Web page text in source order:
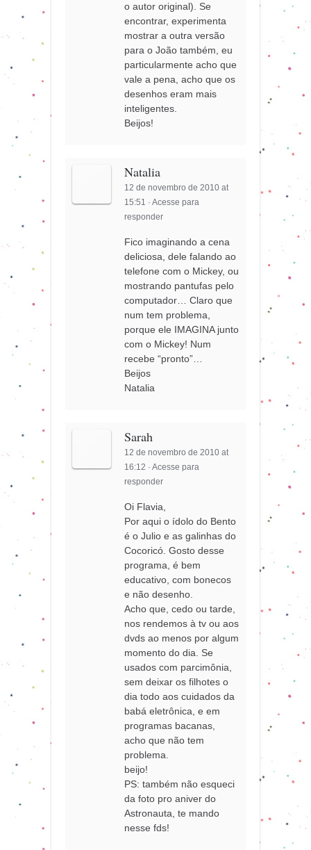
o autor original). Se
encontrar, experimenta
mostrar a outra versão
para o João também, eu
particularmente acho que
vale a pena, acho que os
desenhos eram mais
inteligentes.
Beijos!
Natalia
12 de novembro de 2010 at
15:51 ·Acesse para
responder
Fico imaginando a cena
deliciosa, dele falando ao
telefone com o Mickey, ou
mostrando pantufas pelo
computador… Claro que
num tem problema,
porque ele IMAGINA junto
com o Mickey! Num
recebe “pronto”…
Beijos
Natalia
Sarah
12 de novembro de 2010 at
16:12 ·Acesse para
responder
Oi Flavia,
Por aqui o ídolo do Bento
é o Julio e as galinhas do
Cocoricó. Gosto desse
programa, é bem
educativo, com bonecos
e não desenho.
Acho que, cedo ou tarde,
nos rendemos à tv ou aos
dvds ao menos por algum
momento do dia. Se
usados com parcimônia,
sem deixar os filhotes o
dia todo aos cuidados da
babá eletrônica, e em
programas bacanas,
acho que não tem
problema.
beijo!
PS: também não esqueci
da foto pro aniver do
Astronauta, te mando
nesse fds!